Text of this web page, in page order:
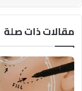
مقالات ذات صلة